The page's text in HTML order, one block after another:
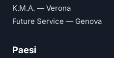
K.M.A. — Verona
Future Service — Genova
Paesi